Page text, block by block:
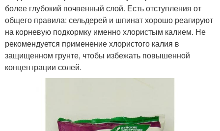
более глубокий почвенный слой. Есть отступления от
общего правила: сельдерей и шпинат хорошо реагируют
на корневую подкормку именно хлористым калием. Не
рекомендуется применение хлористого калия в
защищенном грунте, чтобы избежать повышенной
концентрации солей.